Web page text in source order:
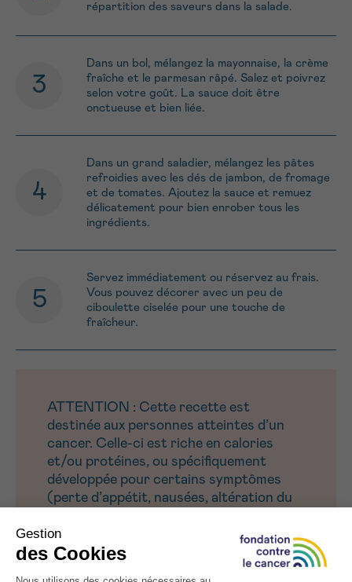
répartition des saveurs dans la salade.
Dans un bol, mélangez la mayonnaise, la crème
fraîche et le parmesan râpé. Salez et poivrez
selon votre goût. La sauce doit être
onctueuse et bien liée.
Dans un grand saladier, mélangez les pâtes
refroidies avec les dés de jambon, de fromage
et de tomates. Ajoutez la sauce et remuez
délicatement pour bien enrober tous les
ingrédients.
Servez immédiatement ou réservez au frais.
Vous pouvez décorer avec un peu de
ciboulette ciselée pour une touche de
fraîcheur.
ATTENTION : Cette recette est
destinée aux personnes atteintes d’un
cancer. Celle-ci est riche en calories
et/ou protéines, ou spécifiquement
développée pour certains symptômes
(perte d’appétit, nausées, altération du